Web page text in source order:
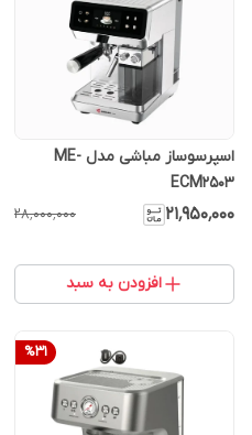
اسپرسوساز مباشی مدل ME-
ECM2503
۲۱٬۹۵۰٬۰۰۰ ۲۸٬۰۰۰٬۰۰۰
افزودن به سبد
%31